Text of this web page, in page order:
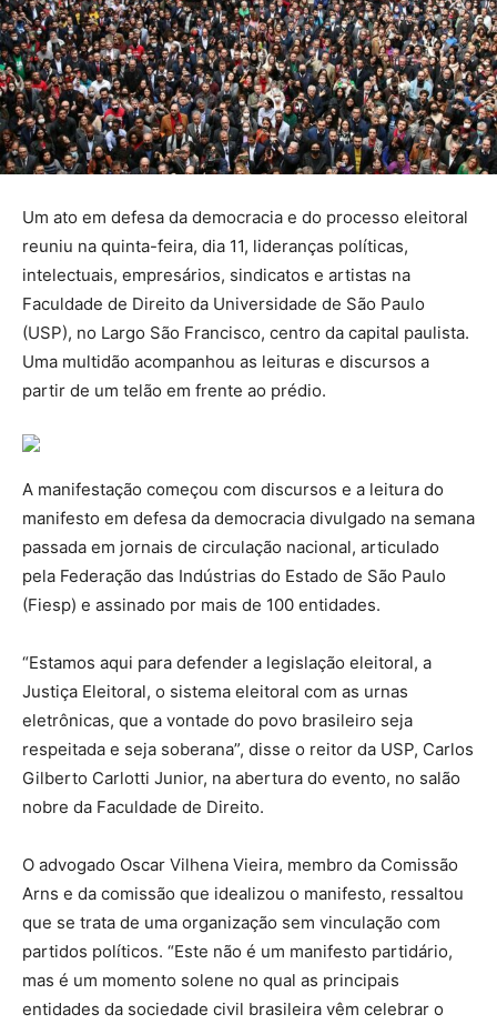
Um ato em defesa da democracia e do processo eleitoral
reuniu na quinta-feira, dia 11, lideranças políticas,
intelectuais, empresários, sindicatos e artistas na
Faculdade de Direito da Universidade de São Paulo
(USP), no Largo São Francisco, centro da capital paulista.
Uma multidão acompanhou as leituras e discursos a
partir de um telão em frente ao prédio.
A manifestação começou com discursos e a leitura do
manifesto em defesa da democracia divulgado na semana
passada em jornais de circulação nacional, articulado
pela Federação das Indústrias do Estado de São Paulo
(Fiesp) e assinado por mais de 100 entidades.
“Estamos aqui para defender a legislação eleitoral, a
Justiça Eleitoral, o sistema eleitoral com as urnas
eletrônicas, que a vontade do povo brasileiro seja
respeitada e seja soberana”, disse o reitor da USP, Carlos
Gilberto Carlotti Junior, na abertura do evento, no salão
nobre da Faculdade de Direito.
O advogado Oscar Vilhena Vieira, membro da Comissão
Arns e da comissão que idealizou o manifesto, ressaltou
que se trata de uma organização sem vinculação com
partidos políticos. “Este não é um manifesto partidário,
mas é um momento solene no qual as principais
entidades da sociedade civil brasileira vêm celebrar o